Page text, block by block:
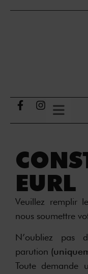
EURL
Veuillez remplir
nous soumettre
N’oubliez pas
parution
Toute demande